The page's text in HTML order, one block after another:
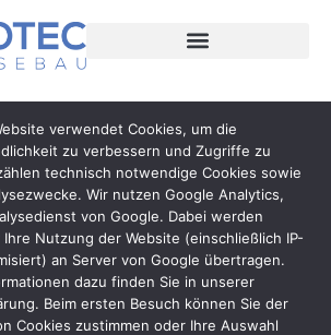
Kujas
verwendet Cookies, um die
zu verbessern und Zugriffe zu
technisch notwendige Cookies sowie
Wir nutzen Google Analytics,
von Google. Dabei werden
Nutzung der Website (einschließlich IP-
an Server von Google übertragen.
dazu finden Sie in unserer
Beim ersten Besuch können Sie der
Cookies zustimmen oder Ihre Auswahl